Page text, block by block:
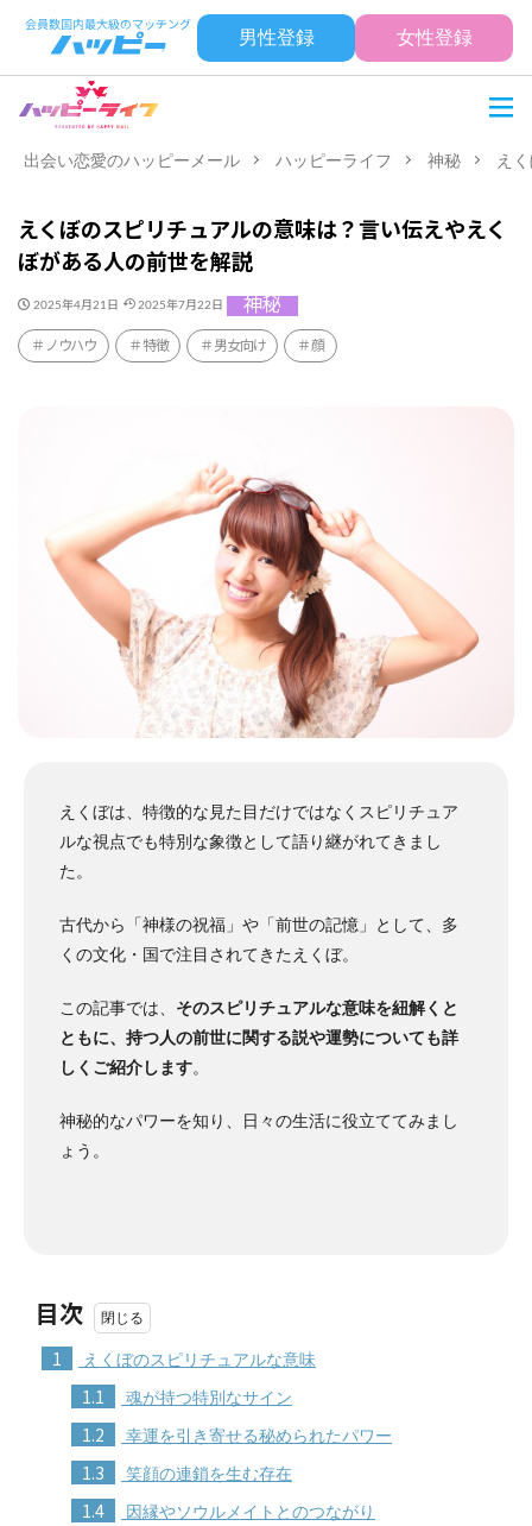
男性登録 女性登録
出会い恋愛のハッピーメール ハッピーライフ 神秘 え
えくぼのスピリチュアルの意味は？言い伝えやえく
ぼがある人の前世を解説
2025年4月21日 2025年7月22日 神秘
ノウハウ 特徴 男女向け 顔
えくぼは、特徴的な見た目だけではなくスピリチュア
ルな視点でも特別な象徴として語り継がれてきまし
た。
古代から「神様の祝福」や「前世の記憶」として、多
くの文化・国で注目されてきたえくぼ。
この記事では、 そのスピリチュアルな意味を紐解くと
ともに、持つ人の前世に関する説や運勢についても詳
しくご紹介します。
神秘的なパワーを知り、日々の生活に役立ててみまし
ょう。
目次
1 えくぼのスピリチュアルな意味
1.1 魂が持つ特別なサイン
1.2 幸運を引き寄せる秘められたパワー
1.3 笑顔の連鎖を生む存在
1.4 因縁やソウルメイトとのつながり